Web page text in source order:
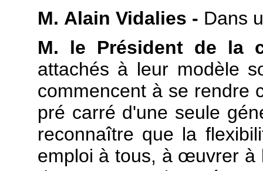
M. Alain Vidalies - Dans
M. le Président de la
attachés à leur modèle
commencent à se rendre
pré carré d'une seule
reconnaître que la
emploi à tous, à œuvrer à